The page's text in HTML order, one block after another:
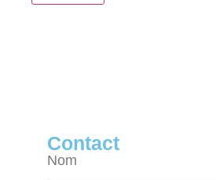
Contact
Nom